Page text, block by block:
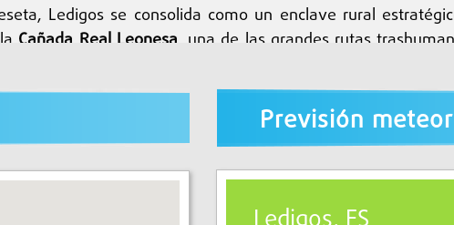
Ledigos se consolida como un enclave rural
Cañada Real Leonesa , una de las grandes rutas
su desarrollo histórico fue la llegada delCamino Francés
lo que favoreció el crecimiento de pequeños
Previsión